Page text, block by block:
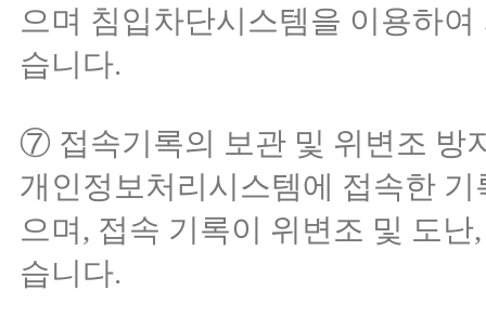
으며 침입차단시스템을 이용하
습니다.
⑦ 접속기록의 보관 및 위변조 방
개인정보처리시스템에 접속한
으며, 접속 기록이 위변조 및 도
습니다.